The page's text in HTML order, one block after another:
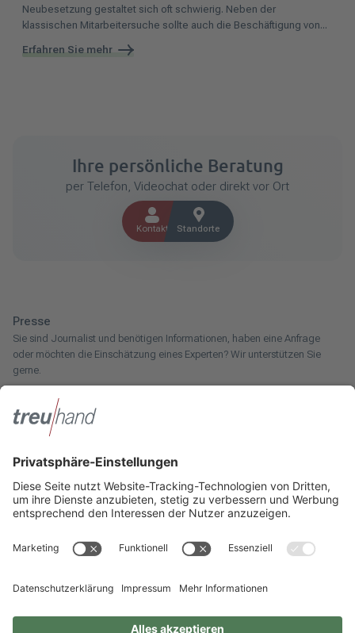
Neubesetzung gestaltet sich oft schwierig. Neben der
klassischen Mitarbeitersuche sollte auch die Beschäftigung von...
Erfahren Sie mehr
Ihre persönliche Beratung
per Telefon, Videochat oder direkt vor Ort
Kontakt Standorte
Presse
Sie sind Journalist und benötigen Informationen, haben eine Anfrage
oder möchten die Einschätzung eines Experten? Wir unterstützen Sie
gerne.
Innotax
forstwirtschaftlichen Betrieb oder kommen aus dem Handwerk und
suchen einen Steuerberater? Bei der Innotax bieten wir Ihnen individuelle
Beratung für jede Lebensphase.
Die Innotax kennenlernen
Social Media
Sie uns einfach auf unseren Social-Media-Kanälen.